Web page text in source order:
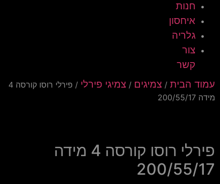
חנות
איחסון
גלריה
צור
קשר
עמוד הבית / צמיגים / צמיגי פירלי
/ פירלי רוסו קורסה 4
מידה 200/55/17
פירלי רוסו קורסה 4 מידה
200/55/17